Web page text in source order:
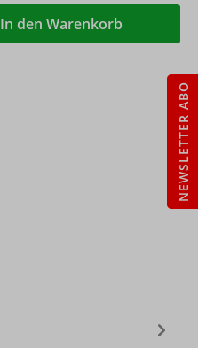
In den Warenkorb
NEWSLETTER ABO